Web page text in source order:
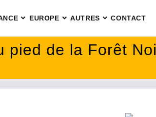
EUROPE AUTRES CONTACT
pied de la Forêt